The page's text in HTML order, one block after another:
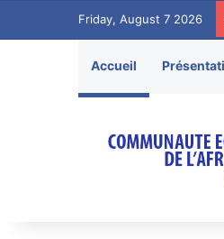
Friday, August 7 2026
Accueil